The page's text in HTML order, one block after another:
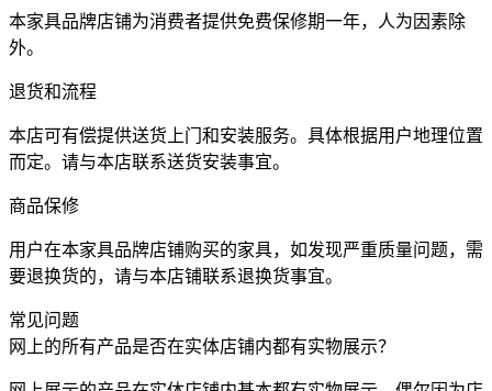
本家具品牌店铺为消费者提供免费保修期一年，人为因素除
外。
退货和流程
本店可有偿提供送货上门和安装服务。具体根据用户地理位置
而定。请与本店联系送货安装事宜。
商品保修
用户在本家具品牌店铺购买的家具，如发现严重质量问题，需
要退换货的，请与本店铺联系退换货事宜。
常见问题
网上的所有产品是否在实体店铺内都有实物展示？